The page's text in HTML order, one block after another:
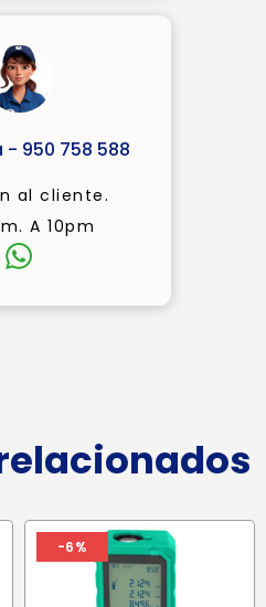
- 950 758 588
al cliente.
A 10pm
-6%